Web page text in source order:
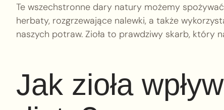
Te wszechstronne dary natury możemy
herbaty, rozgrzewające nalewki, a także
naszych potraw. Zioła to prawdziwy skarb, który
Jak zioła